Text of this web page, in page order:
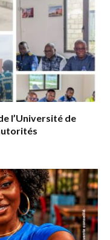
l’Université de